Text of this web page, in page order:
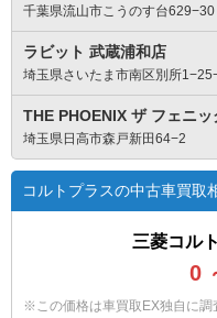
千葉県流山市こうのす台629−30
ラビット 武蔵浦和店
埼玉県さいたま市南区別所
THE PHOENIX ザ フェニッ
埼玉県日高市森戸新田64−2
コルトプラスの中古車買取
三菱コル
0
※この価格は車買取EX独自に調